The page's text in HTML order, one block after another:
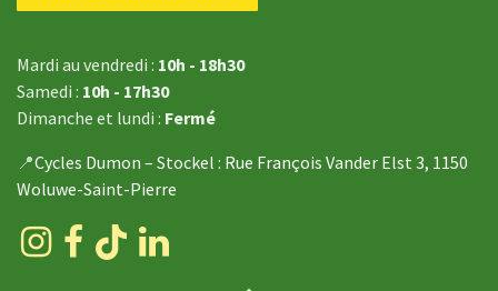
Mardi au vendredi : 10h - 18h30
Samedi : 10h - 17h30
Dimanche et lundi : Fermé
📍Cycles Dumon – Stockel : Rue François Vander Elst 3, 1150
Woluwe-Saint-Pierre